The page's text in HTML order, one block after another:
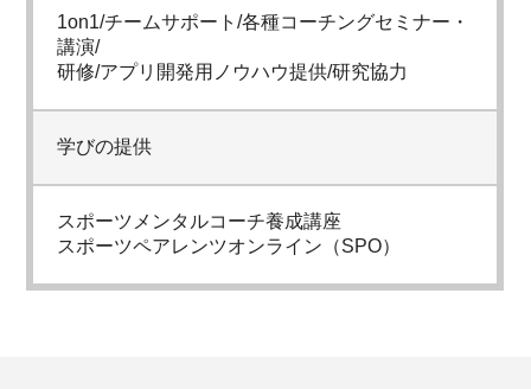
1on1/チームサポート/各種コーチングセミナー・
講演/
研修/アプリ開発用ノウハウ提供/研究協力
学びの提供
スポーツメンタルコーチ養成講座
スポーツペアレンツオンライン（SPO）